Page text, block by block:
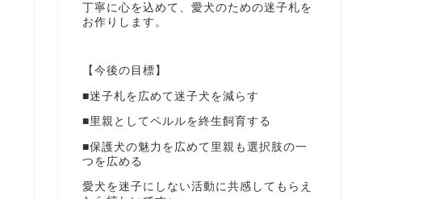
丁寧に心を込めて、愛犬のための迷子札を
お作りします。
【今後の目標】
■迷子札を広めて迷子犬を減らす
■里親としてペルルを終生飼育する
■保護犬の魅力を広めて里親も選択肢の一
つを広める
愛犬を迷子にしない活動に共感してもらえ